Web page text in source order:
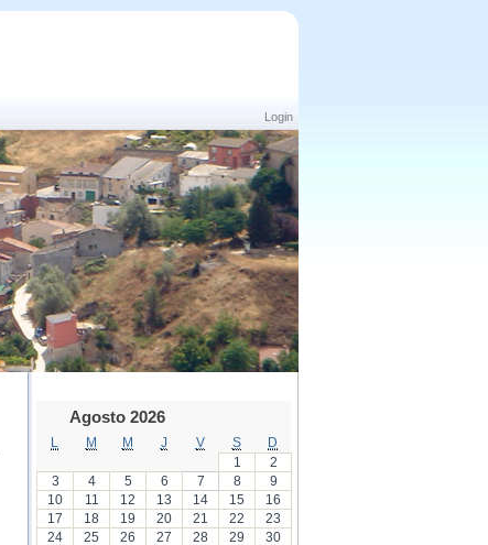
Login
Agosto 2026
M M J V S
D
1
2
3
4 5 6 7 8
9
10
11 12 13 14 15
16
17
18 19 20 21 22
23
24
25 26 27 28 29
30